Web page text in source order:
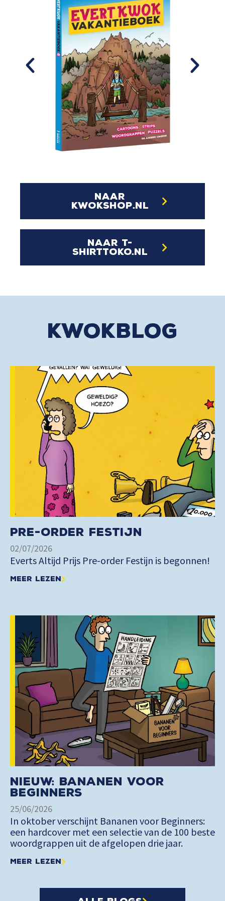
naar
kwokshop.nl
naar t-
shirttoko.nl
kwokblog
Pre-order Festijn
02/07/2026
Everts Altijd Prijs Pre-order Festijn is begonnen!
Meer lezen
Nieuw: Bananen voor
Beginners
25/06/2026
In oktober verschijnt Bananen voor Beginners:
een hardcover met een selectie van de 100 beste
woordgrappen uit de afgelopen drie jaar.
Meer lezen